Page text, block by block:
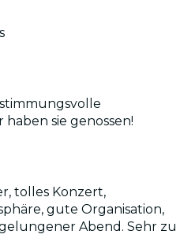
sie genossen!
tolles Konzert,
gute Organisation,
Abend. Sehr zu